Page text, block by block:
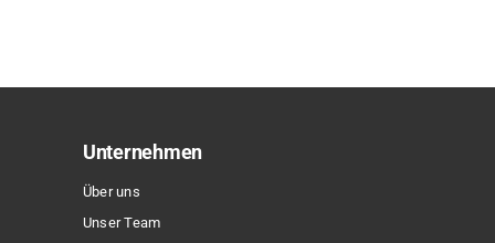
auf.
Optionen
Unternehmen
Über uns
Unser Team